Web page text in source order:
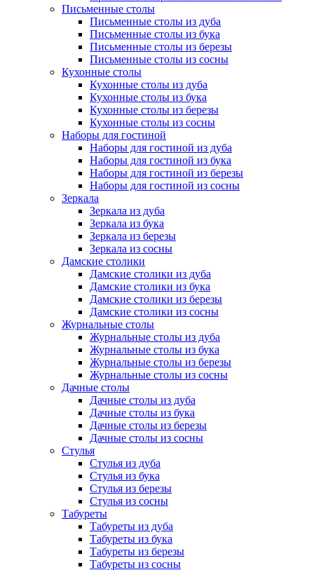
Письменные столы
Письменные столы из дуба
Письменные столы из бука
Письменные столы из березы
Письменные столы из сосны
Кухонные столы
Кухонные столы из дуба
Кухонные столы из бука
Кухонные столы из березы
Кухонные столы из сосны
Наборы для гостиной
Наборы для гостиной из дуба
Наборы для гостиной из бука
Наборы для гостиной из березы
Наборы для гостиной из сосны
Зеркала
Зеркала из дуба
Зеркала из бука
Зеркала из березы
Зеркала из сосны
Дамские столики
Дамские столики из дуба
Дамские столики из бука
Дамские столики из березы
Дамские столики из сосны
Журнальные столы
Журнальные столы из дуба
Журнальные столы из бука
Журнальные столы из березы
Журнальные столы из сосны
Дачные столы
Дачные столы из дуба
Дачные столы из бука
Дачные столы из березы
Дачные столы из сосны
Стулья
Стулья из дуба
Стулья из бука
Стулья из березы
Стулья из сосны
Табуреты
Табуреты из дуба
Табуреты из бука
Табуреты из березы
Табуреты из сосны